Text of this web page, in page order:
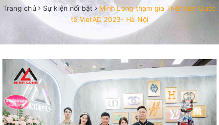
Trang chủ Sự kiện nổi bật
Minh Long tham gia Triển lãm Quốc
tế VietAD 2023- Hà Nội